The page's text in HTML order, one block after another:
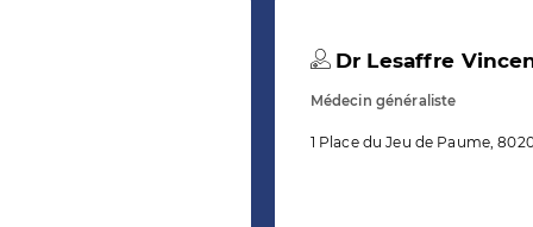
Dr Lesaffre
Médecin généraliste
1 Place du Jeu de Paume,